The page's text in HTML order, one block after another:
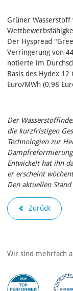
Grüner Wasserstoff
Der Hyspread
Verringerung von
notierte im
Basis des Hydex
Euro/MWh (0,98
Der
die kurzfristigen
Technologien zur
Entwickelt hat ihn
er erscheint
Den aktuellen
Zurück
Wir sind mehrfach